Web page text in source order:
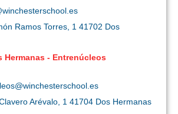
Ramos Torres, 1 41702 Dos
Hermanas - Entrenúcleos
Arévalo, 1 41704 Dos Hermanas